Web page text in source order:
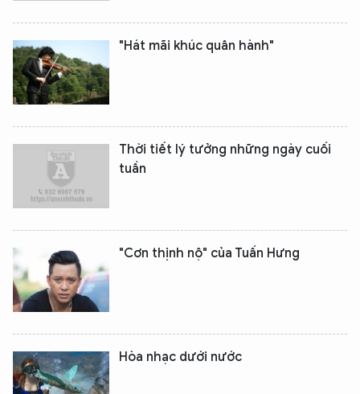
"Hát mãi khúc quân hành"
Thời tiết lý tưởng những ngày cuối
tuần
"Cơn thịnh nộ" của Tuấn Hưng
Hòa nhạc dưới nước